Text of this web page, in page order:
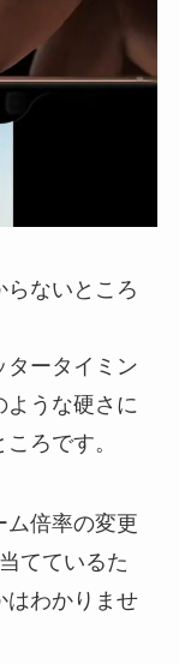
ないところ
タータイミン
ような硬さに
ろです。
ム倍率の変更
てているた
はわかりませ